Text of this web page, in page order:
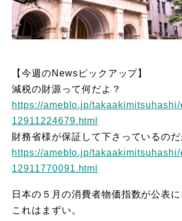
【今週のNewsピックアップ】
減税の財源って何だよ？
https://ameblo.jp/takaakimitsuhashi/
12911224679.html
財務省様が保証して下さっているのだ
https://ameblo.jp/takaakimitsuhashi/
12911770091.html
日本の５月の消費者物価指数が公表に
これはまずい。